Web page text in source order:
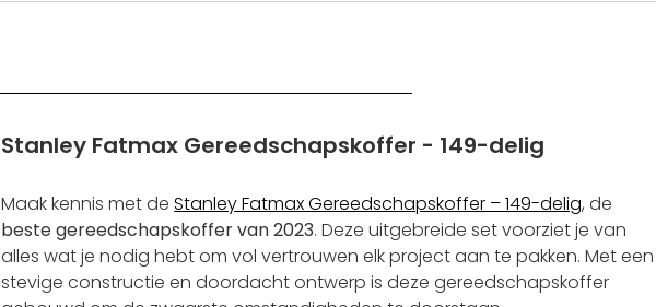
Stanley Fatmax Gereedschapskoffer - 149-delig
Maak kennis met deStanley Fatmax Gereedschapskoffer – 149-delig, de
beste gereedschapskoffer van 2023. Deze uitgebreide set voorziet je van
alles wat je nodig hebt om vol vertrouwen elk project aan te pakken. Met een
stevige constructie en doordacht ontwerp is deze gereedschapskoffer